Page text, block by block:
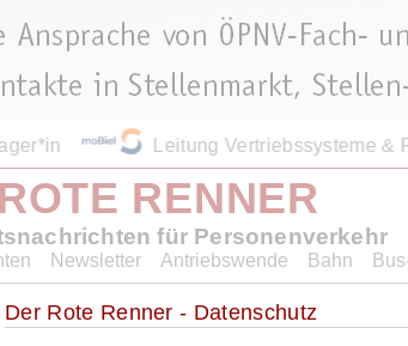
Leitung Vertriebssysteme &
RENNER
für Personenverkehr
Newsletter Antriebswende Bahn
Der Rote Renner - Datenschutz
ueber Ihr Interesse am Angebot des